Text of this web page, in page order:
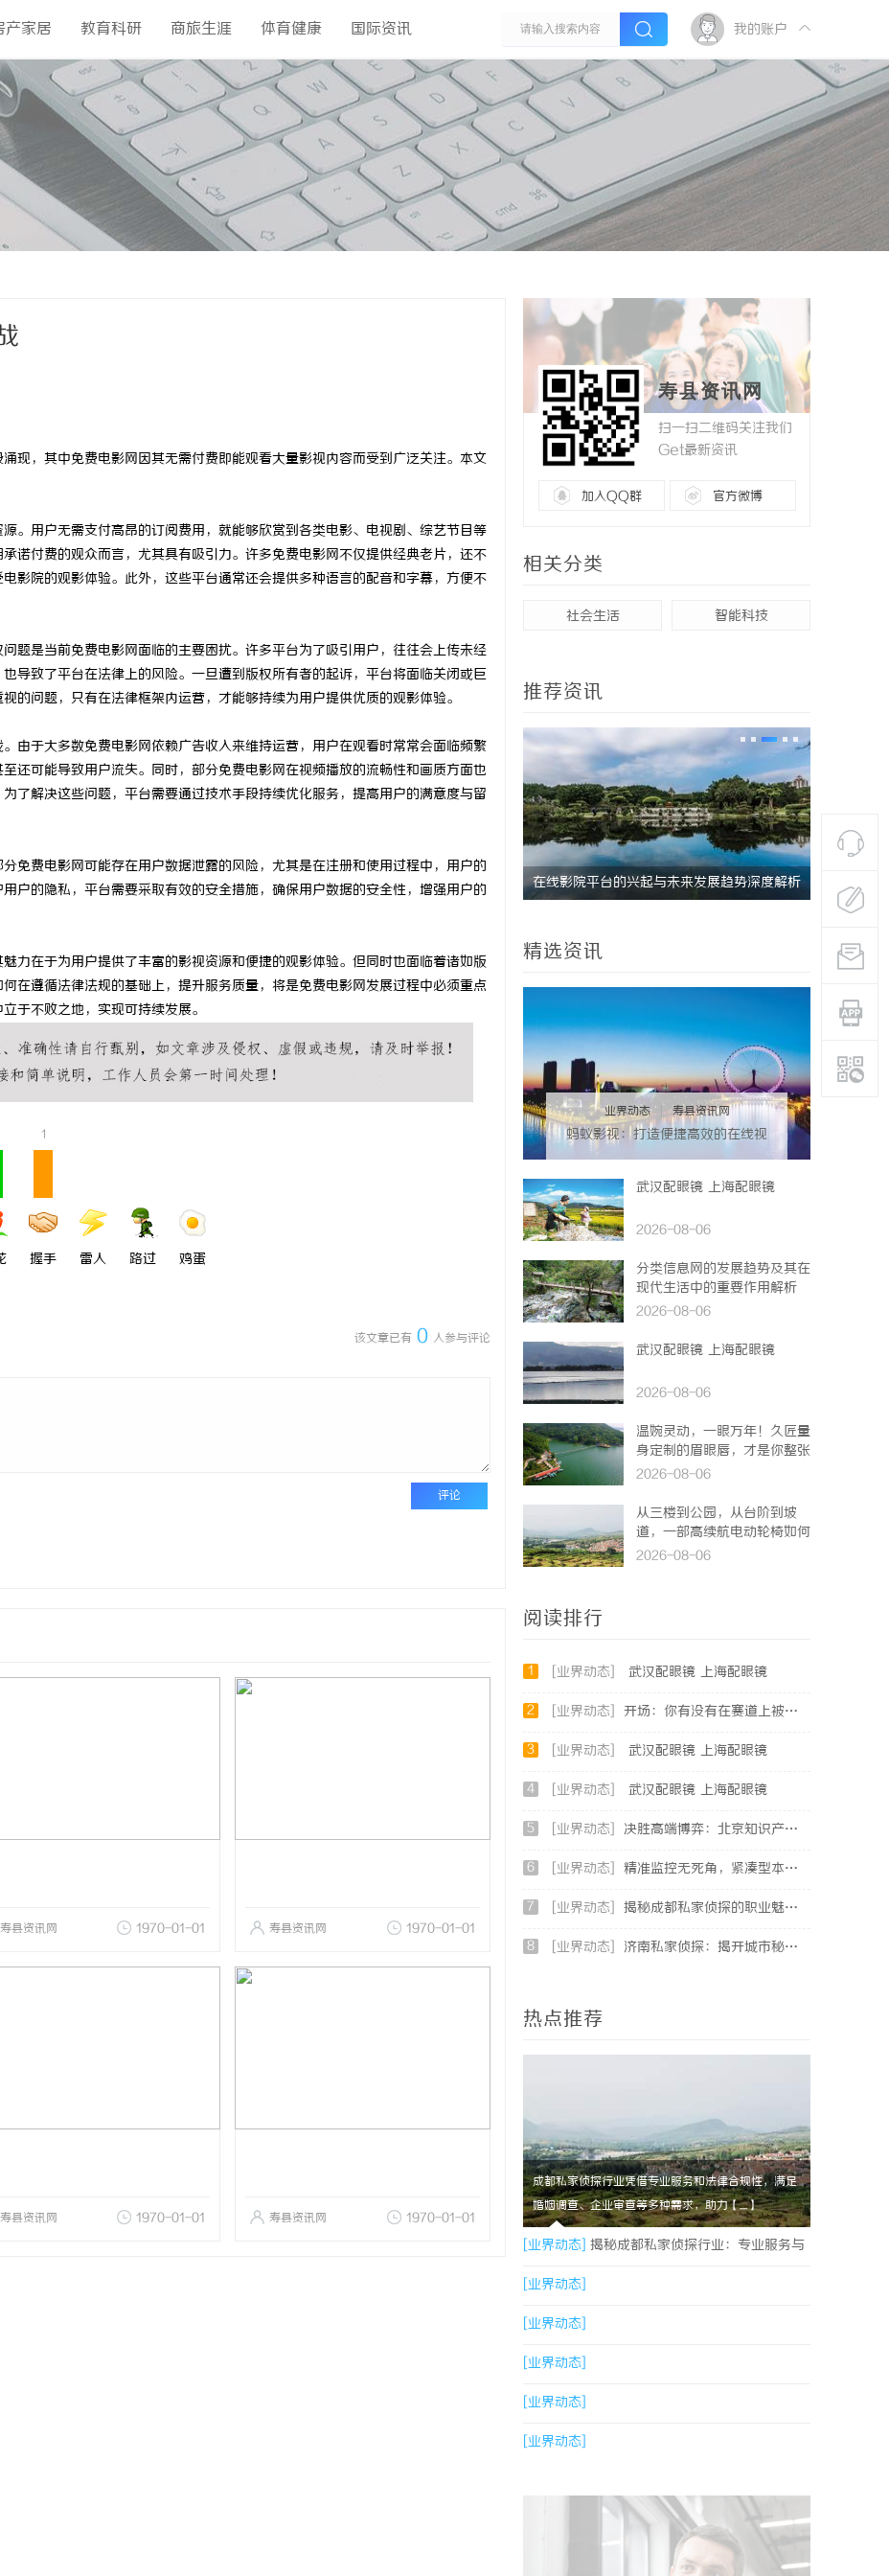
产家居 教育科研 商旅生涯 体育健康 国际资讯 我的账户
现，其中免费电影网因其无需付费即能观看大量影视内容而受到广泛关注。本文
。用户无需支付高昂的订阅费用，就能够欣赏到各类电影、电视剧、综艺节目等
诺付费的观众而言，尤其具有吸引力。许多免费电影网不仅提供经典老片，还不
影院的观影体验。此外，这些平台通常还会提供多种语言的配音和字幕，方便不
题是当前免费电影网面临的主要困扰。许多平台为了吸引用户，往往会上传未经
导致了平台在法律上的风险。一旦遭到版权所有者的起诉，平台将面临关闭或巨
的问题，只有在法律框架内运营，才能够持续为用户提供优质的观影体验。
由于大多数免费电影网依赖广告收入来维持运营，用户在观看时常常会面临频繁
还可能导致用户流失。同时，部分免费电影网在视频播放的流畅性和画质方面也
了解决这些问题，平台需要通过技术手段持续优化服务，提高用户的满意度与留
免费电影网可能存在用户数据泄露的风险，尤其是在注册和使用过程中，用户的
户的隐私，平台需要采取有效的安全措施，确保用户数据的安全性，增强用户的
力在于为用户提供了丰富的影视资源和便捷的观影体验。但同时也面临着诸如版
在遵循法律法规的基础上，提升服务质量，将是免费电影网发展过程中必须重点
于不败之地，实现可持续发展。
1
握手 雷人 路过 鸡蛋
该文章已有 0 人参与评论
评论
寿县资讯网 1970-01-01 寿县资讯网 1970-01-01
寿县资讯网 1970-01-01 寿县资讯网 1970-01-01
寿县资讯网
扫一扫二维码关注我们
Get最新资讯
加入QQ群 官方微博
相关分类
社会生活 智能科技
推荐资讯
2345电影网：影视资源的海量宝库 云电影网：开启数字时代观影新体验的创新平 在线影院平台的兴起与未来发展趋势深度解析 武汉配眼
精选资讯
业界动态 | 寿县资讯网
蚂蚁影视：打造便捷高效的在线视
武汉配眼镜 上海配眼镜
2026-08-06
分类信息网的发展趋势及其在
现代生活中的重要作用解析
2026-08-06
武汉配眼镜 上海配眼镜
2026-08-06
温婉灵动，一眼万年！久匠量
身定制的眉眼唇，才是你整张
脸的点睛之笔！淡颜系女生的
2026-08-06
从三楼到公园，从台阶到坡
道，一部高续航电动轮椅如何
改变生活
2026-08-06
阅读排行
1 [业界动态] 武汉配眼镜 上海配眼镜
2 [业界动态] 开场：你有没有在赛道上被耳机“坑”过？
3 [业界动态] 武汉配眼镜 上海配眼镜
4 [业界动态] 武汉配眼镜 上海配眼镜
5 [业界动态] 决胜高端博弈：北京知识产权律师在疑难复杂案件中的破局之道
6 [业界动态] 精准监控无死角，紧凑型本安球机赋能安全管理
7 [业界动态] 揭秘成都私家侦探的职业魅力与现实挑战
8 [业界动态] 济南私家侦探：揭开城市秘密的专业侦查服务
热点推荐
成都私家侦探行业凭借专业服务和法律合规性，满足
婚姻调查、企业审查等多种需求，助力【....】
[业界动态] 揭秘成都私家侦探行业：专业服务与
法律边界解析
[业界动态]
[业界动态]
[业界动态]
[业界动态]
[业界动态]